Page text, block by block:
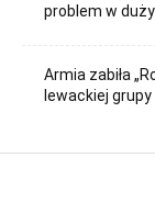
problem w
Armia zabiła
lewackiej